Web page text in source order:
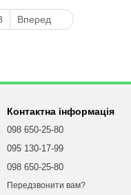
Вперед
Контактна інформація
098 650-25-80
095 130-17-99
098 650-25-80
Передзвонити вам?